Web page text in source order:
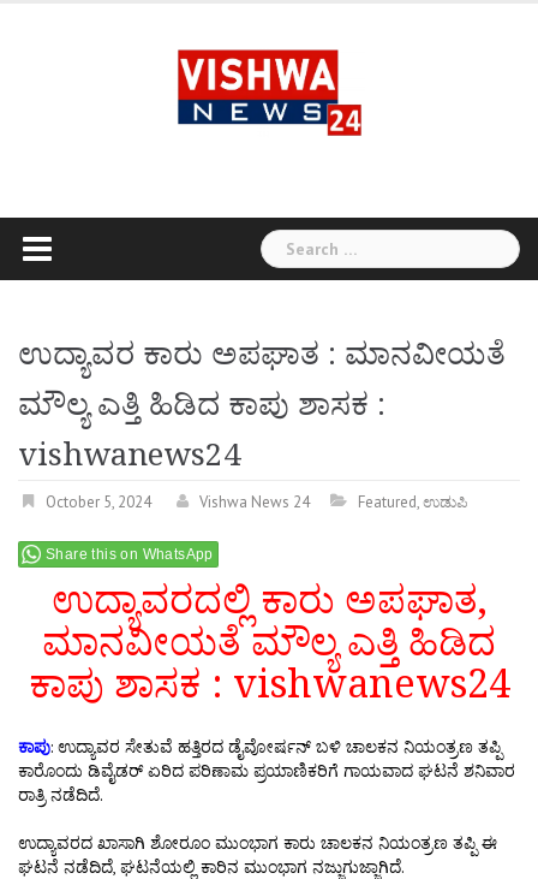
Search
for:
ಉದ್ಯಾವರ ಕಾರು ಅಪಘಾತ : ಮಾನವೀಯತೆ
ಮೌಲ್ಯ ಎತ್ತಿ ಹಿಡಿದ ಕಾಪು ಶಾಸಕ :
vishwanews24
October 5, 2024 Vishwa News 24 Featured,ಉಡುಪಿ
Share this on WhatsApp
ಉದ್ಯಾವರದಲ್ಲಿ ಕಾರು ಅಪಘಾತ,
ಮಾನವೀಯತೆ ಮೌಲ್ಯ ಎತ್ತಿ ಹಿಡಿದ
ಕಾಪು ಶಾಸಕ : vishwanews24
ಕಾಪು: ಉದ್ಯಾವರ ಸೇತುವೆ ಹತ್ತಿರದ ಡೈವೋರ್ಷನ್ ಬಳಿ ಚಾಲಕನ ನಿಯಂತ್ರಣ ತಪ್ಪಿ
ಕಾರೊಂದು ಡಿವೈಡರ್ ಏರಿದ ಪರಿಣಾಮ ಪ್ರಯಾಣಿಕರಿಗೆ ಗಾಯವಾದ ಘಟನೆ ಶನಿವಾರ
ರಾತ್ರಿ ನಡೆದಿದೆ.
ಉದ್ಯಾವರದ ಖಾಸಾಗಿ ಶೋರೂಂ‌ ಮುಂಭಾಗ ಕಾರು ಚಾಲಕನ ನಿಯಂತ್ರಣ ತಪ್ಪಿ ಈ
ಘಟನೆ ನಡೆದಿದೆ, ಘಟನೆಯಲ್ಲಿ ಕಾರಿನ ಮುಂಭಾಗ ನಜ್ಜುಗುಜ್ಜಾಗಿದೆ.